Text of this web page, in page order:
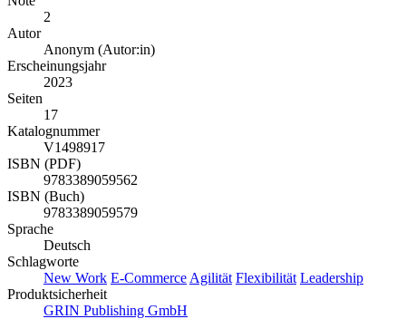
2
Autor
Anonym (Autor:in)
Erscheinungsjahr
2023
Seiten
17
Katalognummer
V1498917
ISBN (PDF)
9783389059562
ISBN (Buch)
9783389059579
Sprache
Deutsch
Schlagworte
New Work E-Commerce Agilität Flexibilität Leadership
Produktsicherheit
GRIN Publishing GmbH